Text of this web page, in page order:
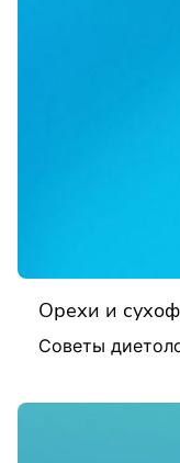
Орехи и
Советы